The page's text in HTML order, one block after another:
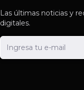
Las últimas noticias y
digitales.
E-mail